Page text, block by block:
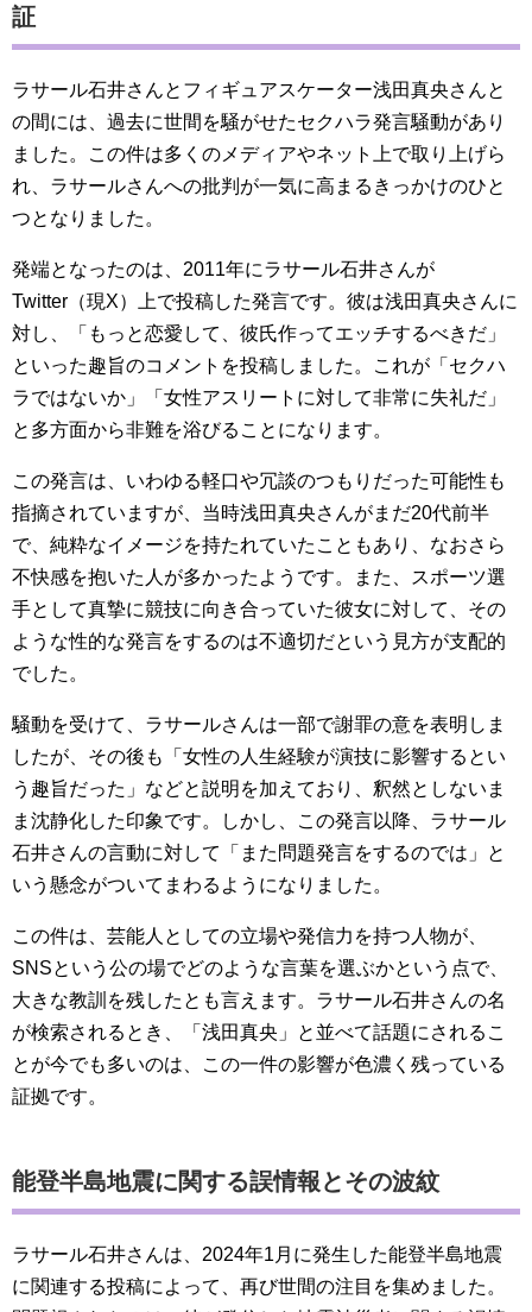
証
ラサール石井さんとフィギュアスケーター浅田真央さんと
の間には、過去に世間を騒がせたセクハラ発言騒動があり
ました。この件は多くのメディアやネット上で取り上げら
れ、ラサールさんへの批判が一気に高まるきっかけのひと
つとなりました。
発端となったのは、2011年にラサール石井さんが
Twitter（現X）上で投稿した発言です。彼は浅田真央さんに
対し、「もっと恋愛して、彼氏作ってエッチするべきだ」
といった趣旨のコメントを投稿しました。これが「セクハ
ラではないか」「女性アスリートに対して非常に失礼だ」
と多方面から非難を浴びることになります。
この発言は、いわゆる軽口や冗談のつもりだった可能性も
指摘されていますが、当時浅田真央さんがまだ20代前半
で、純粋なイメージを持たれていたこともあり、なおさら
不快感を抱いた人が多かったようです。また、スポーツ選
手として真摯に競技に向き合っていた彼女に対して、その
ような性的な発言をするのは不適切だという見方が支配的
でした。
騒動を受けて、ラサールさんは一部で謝罪の意を表明しま
したが、その後も「女性の人生経験が演技に影響するとい
う趣旨だった」などと説明を加えており、釈然としないま
ま沈静化した印象です。しかし、この発言以降、ラサール
石井さんの言動に対して「また問題発言をするのでは」と
いう懸念がついてまわるようになりました。
この件は、芸能人としての立場や発信力を持つ人物が、
SNSという公の場でどのような言葉を選ぶかという点で、
大きな教訓を残したとも言えます。ラサール石井さんの名
が検索されるとき、「浅田真央」と並べて話題にされるこ
とが今でも多いのは、この一件の影響が色濃く残っている
証拠です。
能登半島地震に関する誤情報とその波紋
ラサール石井さんは、2024年1月に発生した能登半島地震
に関連する投稿によって、再び世間の注目を集めました。